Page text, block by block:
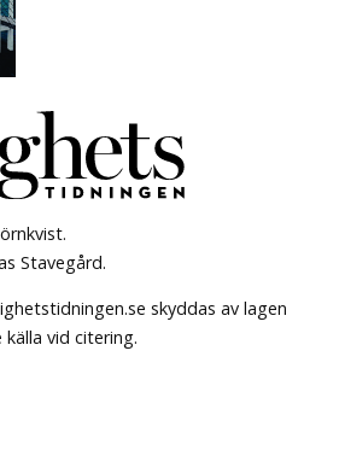
Stavegård.
skyddas av lagen
vid citering.